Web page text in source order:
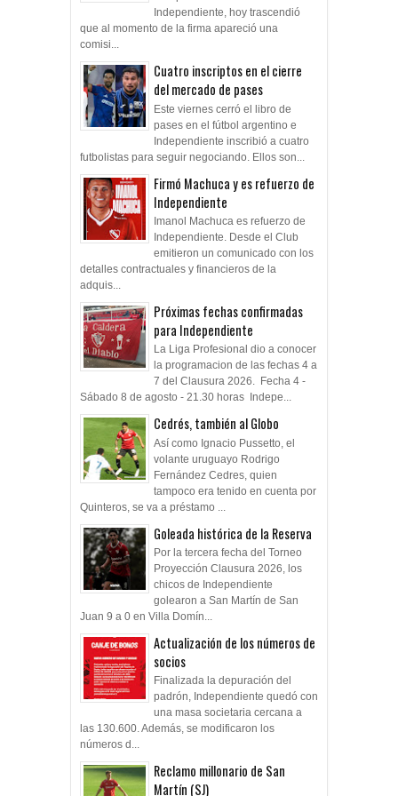
Independiente, hoy trascendió
que al momento de la firma apareció una
comisi...
Cuatro inscriptos en el cierre
del mercado de pases
Este viernes cerró el libro de
pases en el fútbol argentino e
Independiente inscribió a cuatro
futbolistas para seguir negociando. Ellos son...
Firmó Machuca y es refuerzo de
Independiente
Imanol Machuca es refuerzo de
Independiente. Desde el Club
emitieron un comunicado con los
detalles contractuales y financieros de la
adquis...
Próximas fechas confirmadas
para Independiente
La Liga Profesional dio a conocer
la programacion de las fechas 4 a
7 del Clausura 2026. Fecha 4 -
Sábado 8 de agosto - 21.30 horas Indepe...
Cedrés, también al Globo
Así como Ignacio Pussetto, el
volante uruguayo Rodrigo
Fernández Cedres, quien
tampoco era tenido en cuenta por
Quinteros, se va a préstamo ...
Goleada histórica de la Reserva
Por la tercera fecha del Torneo
Proyección Clausura 2026, los
chicos de Independiente
golearon a San Martín de San
Juan 9 a 0 en Villa Domín...
Actualización de los números de
socios
Finalizada la depuración del
padrón, Independiente quedó con
una masa societaria cercana a
las 130.600. Además, se modificaron los
números d...
Reclamo millonario de San
Martín (SJ)